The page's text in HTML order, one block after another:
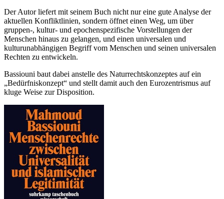
Der Autor liefert mit seinem Buch nicht nur eine gute Analyse der
aktuellen Konfliktlinien, sondern öffnet einen Weg, um über
gruppen-, kultur- und epochenspezifische Vorstellungen der
Menschen hinaus zu gelangen, und einen universalen und
kulturunabhängigen Begriff vom Menschen und seinen universalen
Rechten zu entwickeln.
Bassiouni baut dabei anstelle des Naturrechtskonzeptes auf ein
„Bedürfniskonzept“ und stellt damit auch den Eurozentrismus auf
kluge Weise zur Disposition.